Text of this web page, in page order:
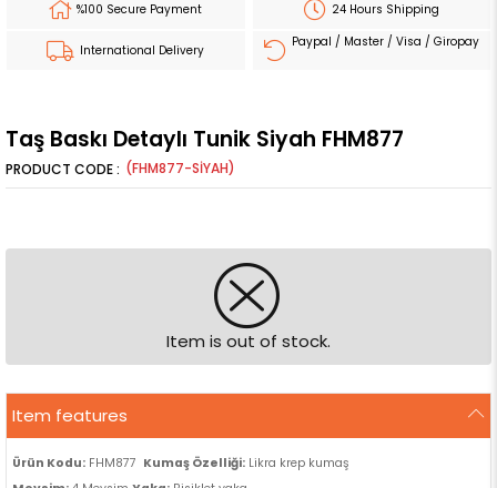
%100 Secure Payment 24 Hours Shipping
International Delivery
Paypal / Master / Visa / Giropay
Taş Baskı Detaylı Tunik Siyah FHM877
(FHM877-SİYAH)
Item is out of stock.
Item features
Ürün Kodu: FHM877 Kumaş Özelliği: Likra krep kumaş